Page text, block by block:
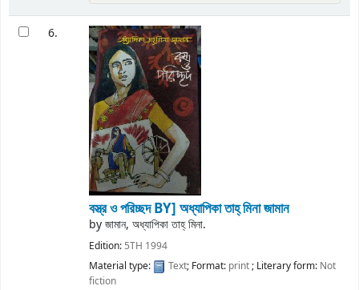
6.
বস্ত্র ও পরিচ্ছদBY] অধ্যাপিকা তাহ্ মিনা জামান
byজামান, অধ্যাপিকা তাহ্ মিনা.
Edition: 5TH 1994
Material type:
Text; Format: print; Literary form: Not
fiction